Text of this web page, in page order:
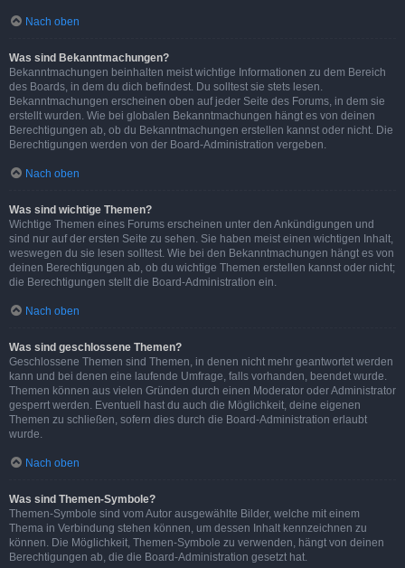
Nach oben
Was sind Bekanntmachungen?
Bekanntmachungen beinhalten meist wichtige Informationen zu dem Bereich
des Boards, in dem du dich befindest. Du solltest sie stets lesen.
Bekanntmachungen erscheinen oben auf jeder Seite des Forums, in dem sie
erstellt wurden. Wie bei globalen Bekanntmachungen hängt es von deinen
Berechtigungen ab, ob du Bekanntmachungen erstellen kannst oder nicht. Die
Berechtigungen werden von der Board-Administration vergeben.
Nach oben
Was sind wichtige Themen?
Wichtige Themen eines Forums erscheinen unter den Ankündigungen und
sind nur auf der ersten Seite zu sehen. Sie haben meist einen wichtigen Inhalt,
weswegen du sie lesen solltest. Wie bei den Bekanntmachungen hängt es von
deinen Berechtigungen ab, ob du wichtige Themen erstellen kannst oder nicht;
die Berechtigungen stellt die Board-Administration ein.
Nach oben
Was sind geschlossene Themen?
Geschlossene Themen sind Themen, in denen nicht mehr geantwortet werden
kann und bei denen eine laufende Umfrage, falls vorhanden, beendet wurde.
Themen können aus vielen Gründen durch einen Moderator oder Administrator
gesperrt werden. Eventuell hast du auch die Möglichkeit, deine eigenen
Themen zu schließen, sofern dies durch die Board-Administration erlaubt
wurde.
Nach oben
Was sind Themen-Symbole?
Themen-Symbole sind vom Autor ausgewählte Bilder, welche mit einem
Thema in Verbindung stehen können, um dessen Inhalt kennzeichnen zu
können. Die Möglichkeit, Themen-Symbole zu verwenden, hängt von deinen
Berechtigungen ab, die die Board-Administration gesetzt hat.